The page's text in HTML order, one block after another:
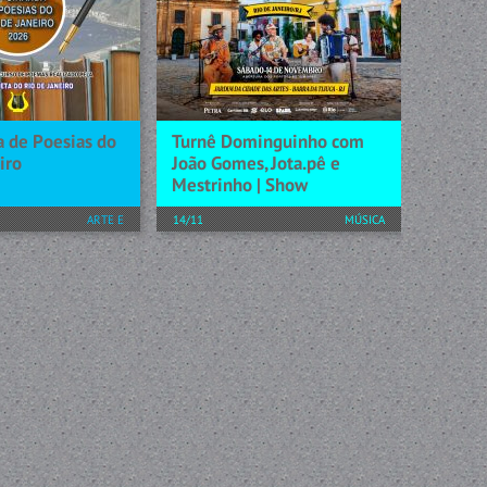
participações
Borges,
Milena e...
bem, o diagnóstico tardio de
autismo somente deu nome a
esse sentimento. Após uma
séria crise de saúde mental, a...
[+] SAIBA MAIS
de Poesias do
ARTE E
CONHECIMENTO
Dia do Poeta,
anos da Casa
de Janeiro,
finalistas do
e artistas
com...
Turnê Dominguinho com
João Gomes, Jota.pê e
Mestrinho | Show
14/11 MÚSICA
Após sucesso global, João
Gomes, Jota.pê e Mestrinho
anunciam chegada da turnê
“Dominguinho” ao Rio de
Janeiro Depois de conquistar o
Brasil e alcançar o mundo...
[+] SAIBA MAIS